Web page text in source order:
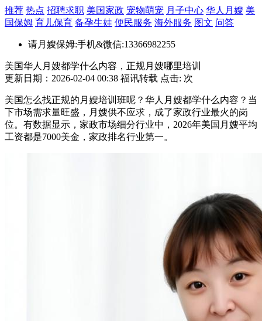
推荐 热点 招聘求职 美国家政 宠物萌宠 月子中心 华人月嫂 美
国保姆 育儿保育 备孕生娃 便民服务 海外服务 图文 问答
请月嫂保姆:手机&微信:13366982255
美国华人月嫂都学什么内容，正规月嫂哪里培训
更新日期：2026-02-04 00:38 福讯转载 点击: 次
美国怎么找正规的月嫂培训班呢？华人月嫂都学什么内容？当
下市场需求量旺盛，月嫂供不应求，成了家政行业最火的岗
位。有数据显示，家政市场细分行业中，2026年美国月嫂平均
工资都是7000美金，家政排名行业第一。